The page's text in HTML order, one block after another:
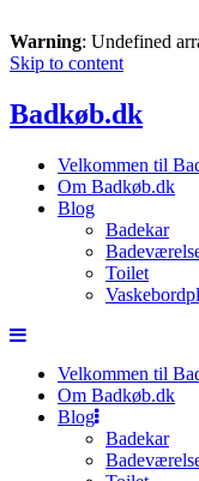
Warning: Undefined
Skip to content
Badkøb.dk
Velkommen til
Om Badkøb.dk
Blog
Badekar
Toilet
Velkommen til
Om Badkøb.dk
Blog
Badekar